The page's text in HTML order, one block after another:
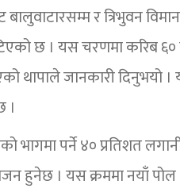
र त्रिभुवन
छ । यस चरणमा करिब
थापाले जानकारी
।
भागमा पर्ने ४० प्रतिशत
हुनेछ । यस क्रममा नयाँ पोल